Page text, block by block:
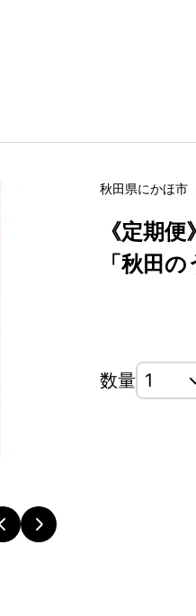
秋田県にかほ市
《定期
「秋田
数量